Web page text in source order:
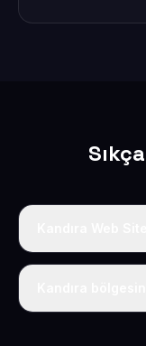
Tek fiyat